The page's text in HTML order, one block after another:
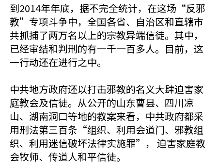
到2014年年底，据不完全统计，在这场“反邪
教”专项斗争中，全国各省、自治区和直辖市
共抓捕了两万名以上的宗教异端信徒。其中，
已经审结和判刑的有一千一百多人。目前，这
一行动还在进行之中。
中共地方政府还以打击邪教的名义大肆迫害家
庭教会及信徒。从公开的山东曹县、四川凉
山、湖南洞口等地的教案来看，中共政府都采
用刑法第三百条“组织、利用会道门、邪教组
织、利用迷信破坏法律实施罪”， 迫害家庭教
会牧师、传道人和平信徒。